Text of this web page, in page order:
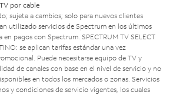
por cable
sujeta a cambios; solo para nuevos clientes
utilizado servicios de Spectrum en los últimos
pagos con Spectrum. SPECTRUM TV SELECT
se aplican tarifas estándar una vez
Puede necesitarse equipo de TV y
de canales con base en el nivel de servicio y no
en todos los mercados o zonas. Servicios
y condiciones de servicio vigentes, los cuales